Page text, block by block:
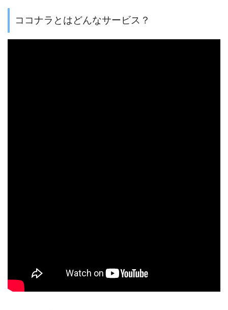
ココナラとはどんなサービス？